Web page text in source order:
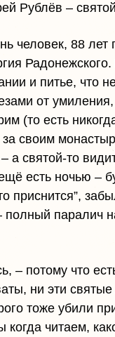
Рублёв –
человек, 88 лет
и питье, что
от умиления,
(то есть
за своим
а святой-то
есть ночью –
приснится”,
паралич
– потому что
ни эти
тоже убили
читаем,